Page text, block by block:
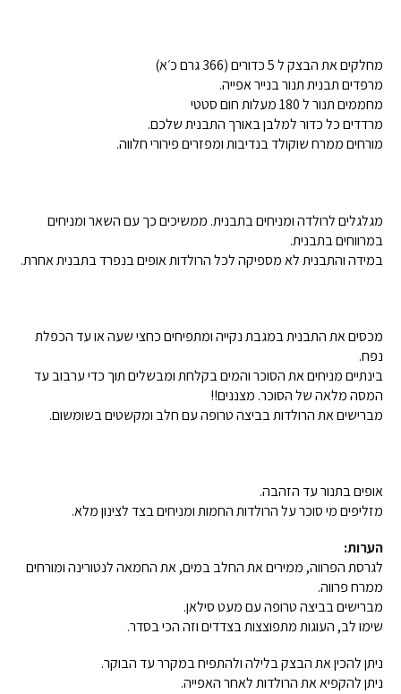
מחלקים את הבצק ל 5 כדורים (366 גרם כ׳א)
מרפדים תבנית תנור בנייר אפייה.
מחממים תנור ל 180 מעלות חום סטטי
מרדדים כל כדור למלבן באורך התבנית שלכם.
מורחים ממרח שוקולד בנדיבות ומפזרים פירורי חלווה.
מגלגלים לרולדה ומניחים בתבנית. ממשיכים כך עם השאר ומניחים
במרווחים בתבנית.
במידה והתבנית לא מספיקה לכל הרולדות אופים בנפרד בתבנית אחרת.
מכסים את התבנית במגבת נקייה ומתפיחים כחצי שעה או עד הכפלת
נפח.
בינתיים מניחים את הסוכר והמים בקלחת ומבשלים תוך כדי ערבוב עד
המסה מלאה של הסוכר. מצננים!!
מברישים את הרולדות בביצה טרופה עם חלב ומקשטים בשומשום.
אופים בתנור עד הזהבה.
מזליפים מי סוכר על הרולדות החמות ומניחים בצד לצינון מלא.
הערות:
לגרסת הפרווה, ממירים את החלב במים, את החמאה לנטורינה ומורחים
ממרח פרווה.
מברישים בביצה טרופה עם מעט סילאן.
שימו לב, העוגות מתפוצצות בצדדים וזה הכי בסדר.
ניתן להכין את הבצק בלילה ולהתפיח במקרר עד הבוקר.
ניתן להקפיא את הרולדות לאחר האפייה.